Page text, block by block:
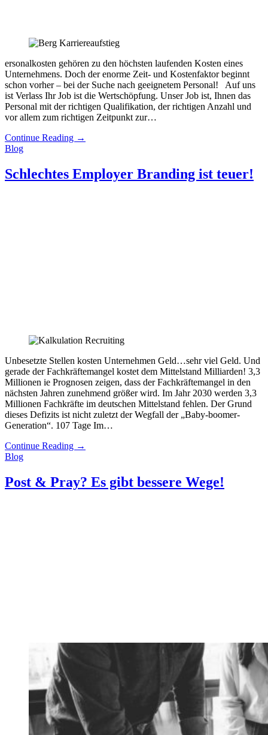
ersonalkosten gehören zu den höchsten laufenden Kosten eines
Unternehmens. Doch der enorme Zeit- und Kostenfaktor beginnt
schon vorher – bei der Suche nach geeignetem Personal! Auf uns
ist Verlass Ihr Job ist die Wertschöpfung. Unser Job ist, Ihnen das
Personal mit der richtigen Qualifikation, der richtigen Anzahl und
vor allem zum richtigen Zeitpunkt zur…
Continue Reading →
Blog
Schlechtes Employer Branding ist teuer!
Unbesetzte Stellen kosten Unternehmen Geld…sehr viel Geld. Und
gerade der Fachkräftemangel kostet dem Mittelstand Milliarden! 3,3
Millionen ie Prognosen zeigen, dass der Fachkräftemangel in den
nächsten Jahren zunehmend größer wird. Im Jahr 2030 werden 3,3
Millionen Fachkräfte im deutschen Mittelstand fehlen. Der Grund
dieses Defizits ist nicht zuletzt der Wegfall der „Baby-boomer-
Generation“. 107 Tage Im…
Continue Reading →
Blog
Post & Pray? Es gibt bessere Wege!